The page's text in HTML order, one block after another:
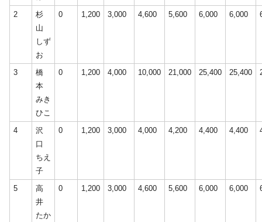
2
杉
山
しず
お
0 1,200 3,000 4,600 5,600 6,000 6,000
3
橋
本
みき
ひこ
0 1,200 4,000 10,000 21,000 25,400 25,400
4
沢
口
ちえ
子
0 1,200 3,000 4,000 4,200 4,400 4,400
5
高
井
たか
0 1,200 3,000 4,600 5,600 6,000 6,000